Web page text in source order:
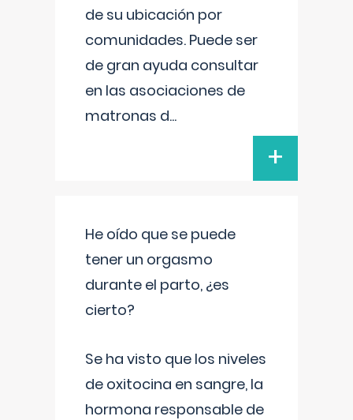
de su ubicación por
comunidades. Puede ser
de gran ayuda consultar
en las asociaciones de
matronas d...
+
He oído que se puede
tener un orgasmo
durante el parto, ¿es
cierto?
Se ha visto que los niveles
de oxitocina en sangre, la
hormona responsable de